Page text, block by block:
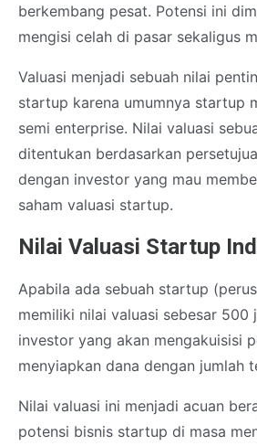
berkembang pesat. Potensi ini
mengisi celah di pasar sekaligus
Valuasi menjadi sebuah nilai
startup karena umumnya startup
semi enterprise. Nilai valuasi
ditentukan berdasarkan
dengan investor yang mau
saham valuasi startup.
Nilai Valuasi Startup
Apabila ada sebuah startup
memiliki nilai valuasi sebesar 500
investor yang akan mengakuisisi
menyiapkan dana dengan jumlah
Nilai valuasi ini menjadi acuan
potensi bisnis startup di masa